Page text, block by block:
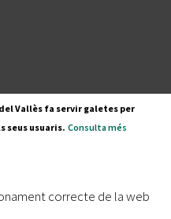
Vallès fa servir galetes per
seus usuaris. Consulta més
correcte de la web